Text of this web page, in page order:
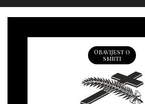
Obavijest o
smrti